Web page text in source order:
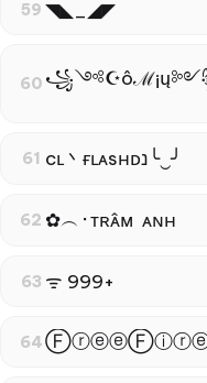
59 ◥◣_◢◤
60
61 cʟ丶ғʟᴀsнᴅנ╰‿╯
62 ✿︵‎᛫ᴛʀᴀ̂ᴍ ‎ ᴀɴʜ
63 ᯤ 999+
64